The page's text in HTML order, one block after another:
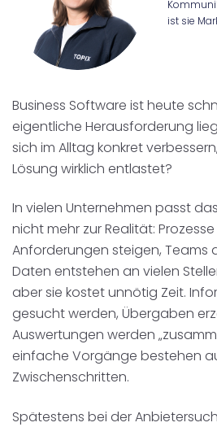
ist sie
Business Software ist heute
eigentliche Herausforderung
sich im Alltag konkret
Lösung wirklich entlastet?
In vielen Unternehmen passt
nicht mehr zur Realität:
Anforderungen steigen, Teams
Daten entstehen an vielen
aber sie kostet unnötig Zeit.
gesucht werden, Übergaben
Auswertungen werden
einfache Vorgänge bestehen
Zwischenschritten.
Spätestens bei der